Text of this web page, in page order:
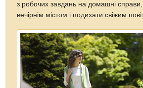
з робочих завдань на домашні
вечірнім містом і подихати свіжим